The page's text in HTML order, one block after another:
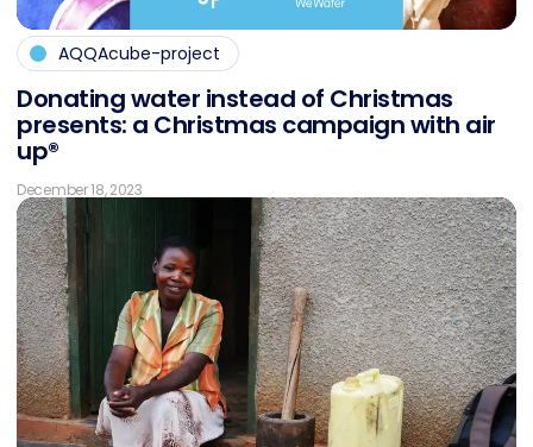
AQQAcube-project
Do­na­ting wa­ter in­s­tead of Christ­mas
pres­ents: a Christ­mas cam­pai­gn with air
up®
December 18, 2023